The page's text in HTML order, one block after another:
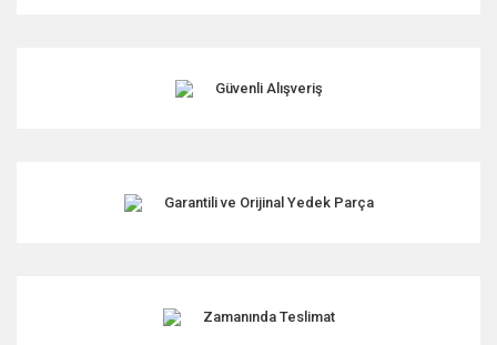
Ürün fiyatı diğer sitelerden daha pahalı.
Güvenli Alışveriş
Garantili ve Orijinal Yedek Parça
Zamanında Teslimat